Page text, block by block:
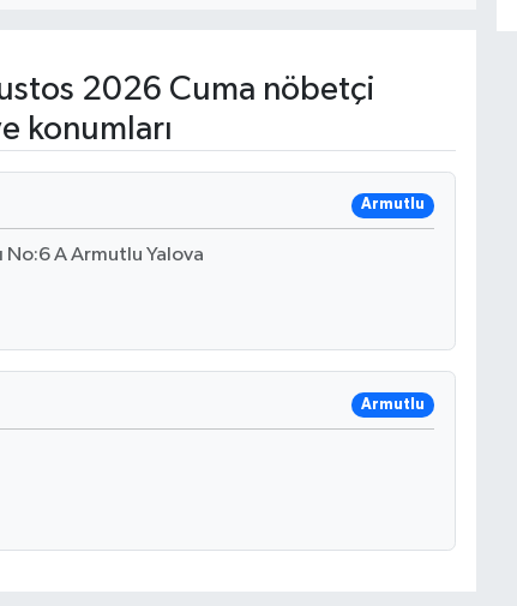
2026 Cuma nöbetçi
konumları
Armutlu
No:6 A Armutlu Yalova
Armutlu